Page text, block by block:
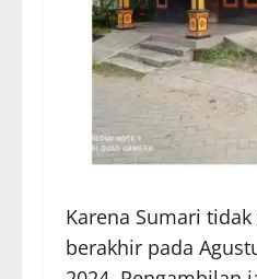
Karena Sumari
berakhir pada